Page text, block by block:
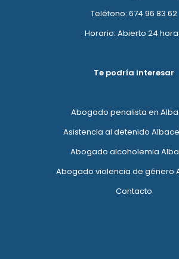
Teléfono: 674 96 83 62
Horario: Abierto 24
Te podría interesar
Abogado penalista en
Asistencia al detenido
Abogado alcoholemia
Abogado violencia de género
Contacto